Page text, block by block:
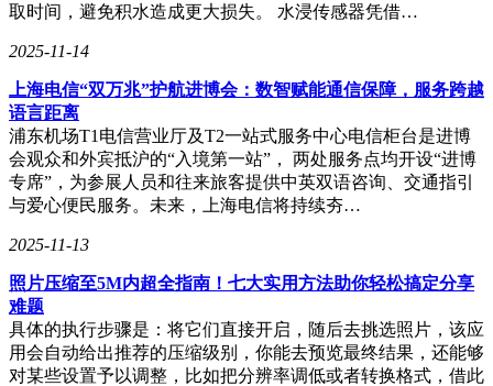
取时间，避免积水造成更大损失。 水浸传感器凭借…
2025-11-14
上海电信“双万兆”护航进博会：数智赋能通信保障，服务跨越
语言距离
浦东机场T1电信营业厅及T2一站式服务中心电信柜台是进博
会观众和外宾抵沪的“入境第一站”， 两处服务点均开设“进博
专席”，为参展人员和往来旅客提供中英双语咨询、交通指引
与爱心便民服务。未来，上海电信将持续夯…
2025-11-13
照片压缩至5M内超全指南！七大实用方法助你轻松搞定分享
难题
具体的执行步骤是：将它们直接开启，随后去挑选照片，该应
用会自动给出推荐的压缩级别，你能去预览最终结果，还能够
对某些设置予以调整，比如把分辨率调低或者转换格式，借此